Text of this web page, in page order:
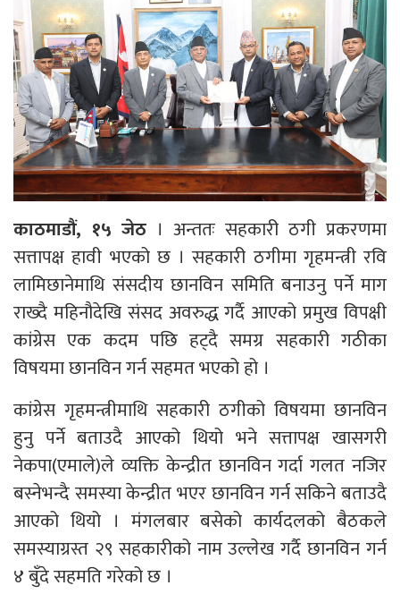
काठमाडौं, १५ जेठ । अन्ततः सहकारी ठगी प्रकरणमा
सत्तापक्ष हावी भएको छ । सहकारी ठगीमा गृहमन्त्री रवि
लामिछानेमाथि संसदीय छानविन समिति बनाउनु पर्ने माग
राख्दै महिनौदेखि संसद अवरुद्ध गर्दै आएको प्रमुख विपक्षी
कांग्रेस एक कदम पछि हट्दै समग्र सहकारी गठीका
विषयमा छानविन गर्न सहमत भएको हो ।
कांग्रेस गृहमन्त्रीमाथि सहकारी ठगीको विषयमा छानविन
हुनु पर्ने बताउदै आएको थियो भने सत्तापक्ष खासगरी
नेकपा(एमाले)ले व्यक्ति केन्द्रीत छानविन गर्दा गलत नजिर
बस्नेभन्दै समस्या केन्द्रीत भएर छानविन गर्न सकिने बताउदै
आएको थियो । मंगलबार बसेको कार्यदलको बैठकले
समस्याग्रस्त २९ सहकारीको नाम उल्लेख गर्दै छानविन गर्न
४ बुँदे सहमति गरेको छ ।